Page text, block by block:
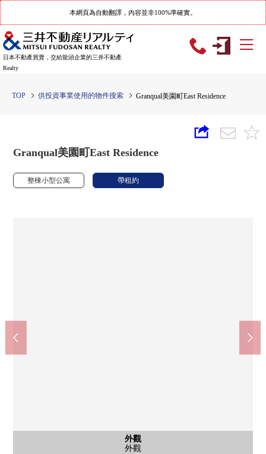
本網頁為自動翻譯，內容並非100%準確實。
日本不動產買賣，交給龍頭企業的三井不動產
Realty
TOP 供投資事業使用的物件搜索 Granqual美園町East Residence
Granqual美園町East Residence
整棟小型公寓 帶租約
外觀
外觀
外觀
外觀
外觀
外觀
含有前面道路的外觀
房屋前面道路
含有前面道路的外觀
房屋前面道路
其他
名牌
共有部分
防盜門，信箱
共有部分
垃圾站
小平站(西武新宿線)(約180m)
步行3分鐘。